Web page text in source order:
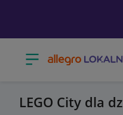
Otwórz menu z
LEGO City dla